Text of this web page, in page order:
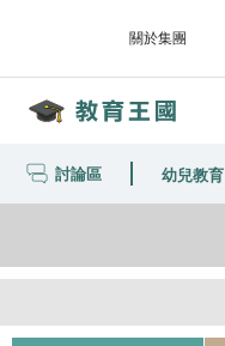
關於集團
討論區 幼兒教育